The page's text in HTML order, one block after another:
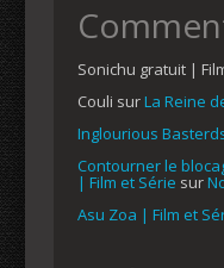
Sonichu gratuit |
Couli surLa Reine
Inglourious
Contourner le
| Film et Série sur
Asu Zoa | Film et